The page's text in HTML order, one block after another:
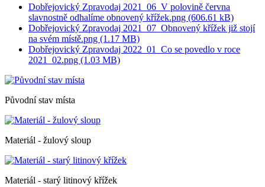
Dobřejovický Zpravodaj 2021_06_V polovině června
slavnostně odhalíme obnovený křížek.png (606.61 kB)
Dobřejovický Zpravodaj 2021_07_Obnovený křížek již stojí
na svém místě.png (1.17 MB)
Dobřejovický Zpravodaj 2022_01_Co se povedlo v roce
2021_02.png (1.03 MB)
Původní stav místa
Materiál - žulový sloup
Materiál - starý litinový křížek